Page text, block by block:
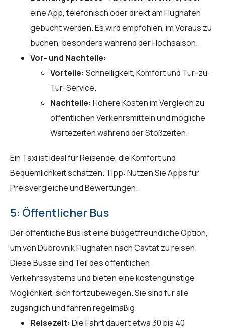
eine App, telefonisch oder direkt am Flughafen
gebucht werden. Es wird empfohlen, im Voraus zu
buchen, besonders während der Hochsaison.
Vor- und Nachteile:
Vorteile: Schnelligkeit, Komfort und Tür-zu-
Tür-Service.
Nachteile: Höhere Kosten im Vergleich zu
öffentlichen Verkehrsmitteln und mögliche
Wartezeiten während der Stoßzeiten.
Ein Taxi ist ideal für Reisende, die Komfort und
Bequemlichkeit schätzen. Tipp: Nutzen Sie Apps für
Preisvergleiche und Bewertungen.
5: Öffentlicher Bus
Der öffentliche Bus ist eine budgetfreundliche Option,
um von Dubrovnik Flughafen nach Cavtat zu reisen.
Diese Busse sind Teil des öffentlichen
Verkehrssystems und bieten eine kostengünstige
Möglichkeit, sich fortzubewegen. Sie sind für alle
zugänglich und fahren regelmäßig.
Reisezeit: Die Fahrt dauert etwa 30 bis 40